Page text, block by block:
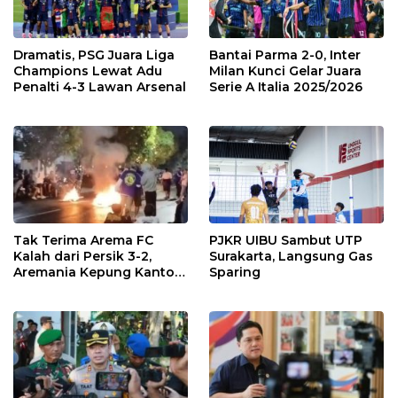
Dramatis, PSG Juara Liga
Champions Lewat Adu
Penalti 4-3 Lawan Arsenal
Bantai Parma 2-0, Inter
Milan Kunci Gelar Juara
Serie A Italia 2025/2026
Tak Terima Arema FC
Kalah dari Persik 3-2,
Aremania Kepung Kantor
PJKR UIBU Sambut UTP
Surakarta, Langsung Gas
Sparing